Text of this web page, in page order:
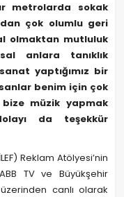
metrolarda sokak
çok olumlu geri
olmaktan mutluluk
anlara tanıklık
yaptığımız bir
benim için çok
bize müzik yapmak
da teşekkür
Reklam Atölyesi’nin
TV ve Büyükşehir
canlı olarak